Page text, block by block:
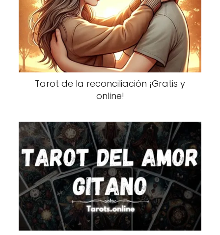
Tarot de la reconciliación ¡Gratis y
online!